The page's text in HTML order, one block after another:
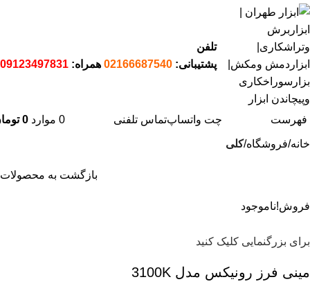
تلفن
پشتیبانی: 02166687540 همراه: 09123497831
فهرست چت واتساپتماس تلفنی 0 موارد 0
خانه فروشگاه کلی
بازگشت به محصولات
فروش!ناموجود
برای بزرگنمایی کلیک کنید
مینی فرز رونیکس مدل 3100K